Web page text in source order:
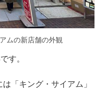
ムの新店舗の外観
す。
「キング・サイアム」